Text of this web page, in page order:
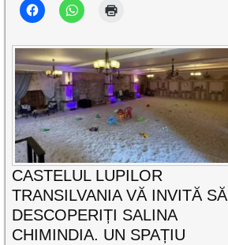
CASTELUL LUPILOR
TRANSILVANIA VĂ INVITĂ SĂ
DESCOPERIȚI SALINA
CHIMINDIA. UN SPAȚIU